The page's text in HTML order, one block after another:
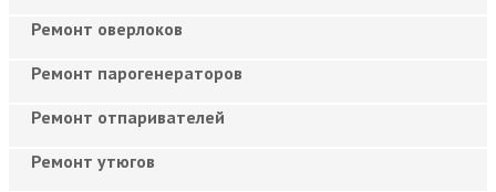
Ремонт оверлоков
Ремонт парогенераторов
Ремонт отпаривателей
Ремонт утюгов